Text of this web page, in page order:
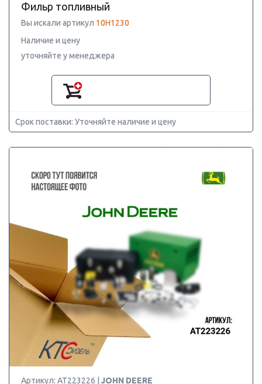
Фильр топливный
Вы искали артикул 10H1230
Наличие и цену
уточняйте у менеджера
Срок поставки: Уточняйте наличие и цену
Артикул: AT223226 | JOHN DEERE